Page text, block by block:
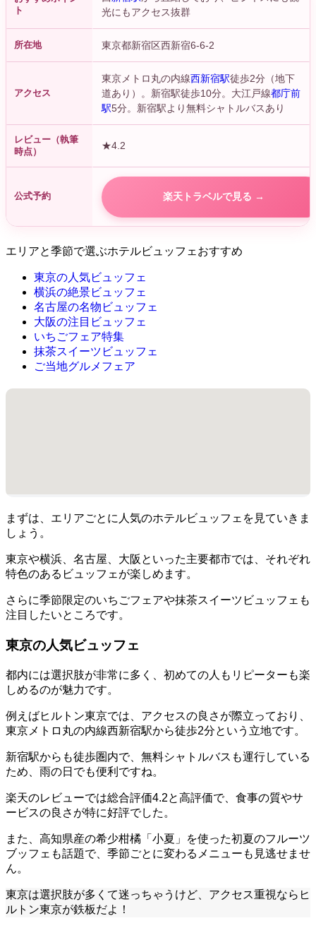
ト
光にもアクセス抜群
所在地 東京都新宿区西新宿6-6-2
アクセス
東京メトロ丸の内線西新宿駅徒歩2分（地下
道あり）。新宿駅徒歩10分。大江戸線都庁前
駅5分。新宿駅より無料シャトルバスあり
レビュー（執筆
時点）
★4.2
公式予約 楽天トラベルで見る →
エリアと季節で選ぶホテルビュッフェおすすめ
東京の人気ビュッフェ
横浜の絶景ビュッフェ
名古屋の名物ビュッフェ
大阪の注目ビュッフェ
いちごフェア特集
抹茶スイーツビュッフェ
ご当地グルメフェア
まずは、エリアごとに人気のホテルビュッフェを見ていきま
しょう。
東京や横浜、名古屋、大阪といった主要都市では、それぞれ
特色のあるビュッフェが楽しめます。
さらに季節限定のいちごフェアや抹茶スイーツビュッフェも
注目したいところです。
東京の人気ビュッフェ
都内には選択肢が非常に多く、初めての人もリピーターも楽
しめるのが魅力です。
例えばヒルトン東京では、アクセスの良さが際立っており、
東京メトロ丸の内線西新宿駅から徒歩2分という立地です。
新宿駅からも徒歩圏内で、無料シャトルバスも運行している
ため、雨の日でも便利ですね。
楽天のレビューでは総合評価4.2と高評価で、食事の質やサ
ービスの良さが特に好評でした。
また、高知県産の希少柑橘「小夏」を使った初夏のフルーツ
ブッフェも話題で、季節ごとに変わるメニューも見逃せませ
ん。
東京は選択肢が多くて迷っちゃうけど、アクセス重視ならヒ
ルトン東京が鉄板だよ！